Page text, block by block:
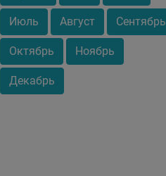
Июль Август Сентябрь
Октябрь Ноябрь
Декабрь